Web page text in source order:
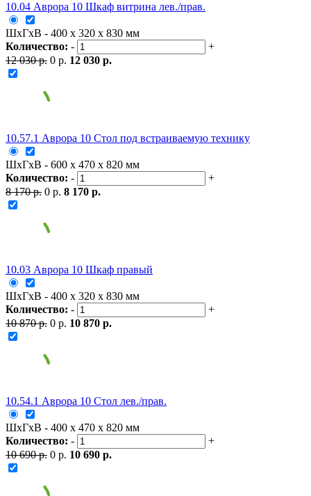
10.04 Аврора 10 Шкаф витрина лев./прав.
ШxГxВ - 400 x 320 x 830 мм
Количество: -
+
12 030 р. 0 р. 12 030 р.
10.57.1 Аврора 10 Стол под встраиваемую технику
ШxГxВ - 600 x 470 x 820 мм
Количество: -
+
8 170 р. 0 р. 8 170 р.
10.03 Аврора 10 Шкаф правый
ШxГxВ - 400 x 320 x 830 мм
Количество: -
+
10 870 р. 0 р. 10 870 р.
10.54.1 Аврора 10 Стол лев./прав.
ШxГxВ - 400 x 470 x 820 мм
Количество: -
+
10 690 р. 0 р. 10 690 р.